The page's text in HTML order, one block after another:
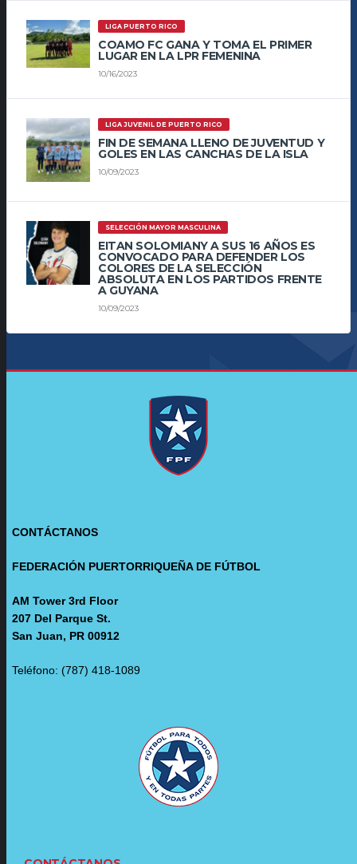
LIGA PUERTO RICO
COAMO FC GANA Y TOMA EL PRIMER
LUGAR EN LA LPR FEMENINA
10/16/2023
LIGA JUVENIL DE PUERTO RICO
FIN DE SEMANA LLENO DE JUVENTUD Y
GOLES EN LAS CANCHAS DE LA ISLA
10/09/2023
SELECCIÓN MAYOR MASCULINA
EITAN SOLOMIANY A SUS 16 AÑOS ES
CONVOCADO PARA DEFENDER LOS
COLORES DE LA SELECCIÓN
ABSOLUTA EN LOS PARTIDOS FRENTE
A GUYANA
10/09/2023
CONTÁCTANOS
FEDERACIÓN PUERTORRIQUEÑA DE FÚTBOL
AM Tower 3rd Floor
207 Del Parque St.
San Juan, PR 00912
Teléfono: (787) 418-1089